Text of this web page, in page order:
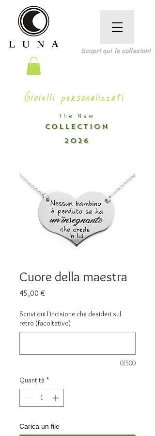
The New
COLLECTION
2026
Scopri qui le collezioni
Gioielli personalizzati
Cuore della maestra
45,00 €
Scrivi qui l'incisione che desideri sul
retro (facoltativo)
0/500
Quantità *
Carica un file